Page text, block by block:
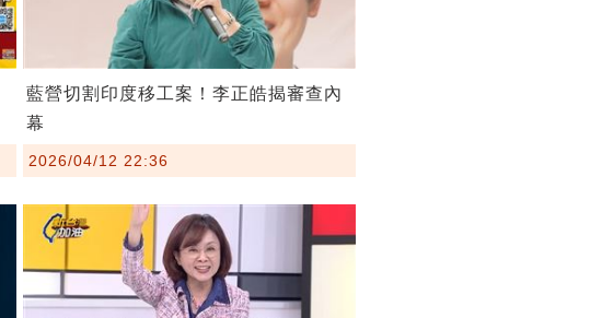
藍營切割印度移工案！李正皓揭審查內
幕
2026/04/12 22:36